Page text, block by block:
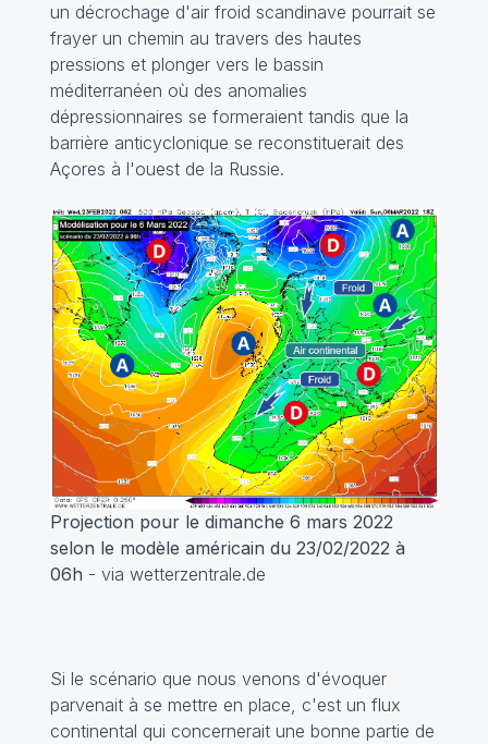
un décrochage d'air froid scandinave pourrait se
frayer un chemin au travers des hautes
pressions et plonger vers le bassin
méditerranéen où des anomalies
dépressionnaires se formeraient tandis que la
barrière anticyclonique se reconstituerait des
Açores à l'ouest de la Russie.
Projection pour le dimanche 6 mars 2022
selon le modèle américain du 23/02/2022 à
06h - via wetterzentrale.de
Si le scénario que nous venons d'évoquer
parvenait à se mettre en place, c'est un flux
continental qui concernerait une bonne partie de